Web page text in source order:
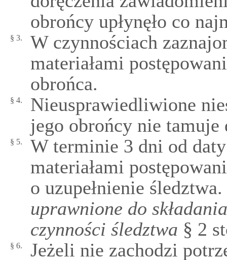
obrońcy upłynęło co
§ 3.
W czynnościach
materiałami
obrońca.
§ 4.
Nieusprawiedliwione
jego obrońcy nie tamuje
§ 5.
W terminie 3 dni od
materiałami
o uzupełnienie
uprawnione do
czynności śledztwa § 2
§ 6.
Jeżeli nie zachodzi